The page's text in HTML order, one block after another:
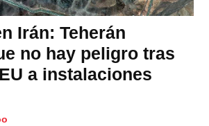
Irán: Teherán
no hay peligro tras
a instalaciones